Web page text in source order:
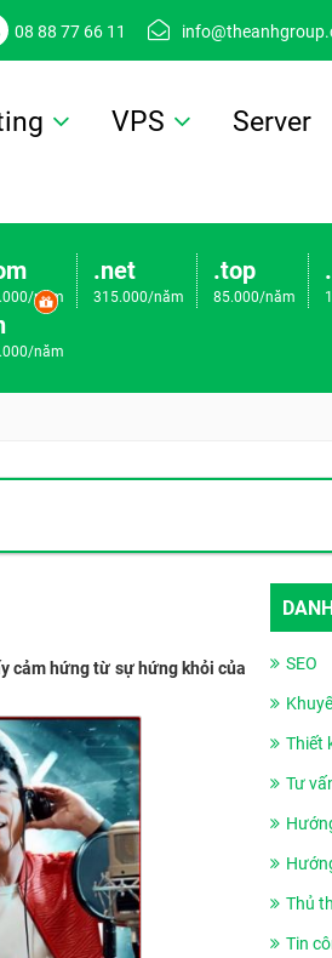
08 88 77 66 11
VPS Server
năm
.net
315.000/năm
.top
85.000/năm
năm
cảm hứng từ sự hứng khỏi của
SEO
Thiết
Tư
Thủ
Tin